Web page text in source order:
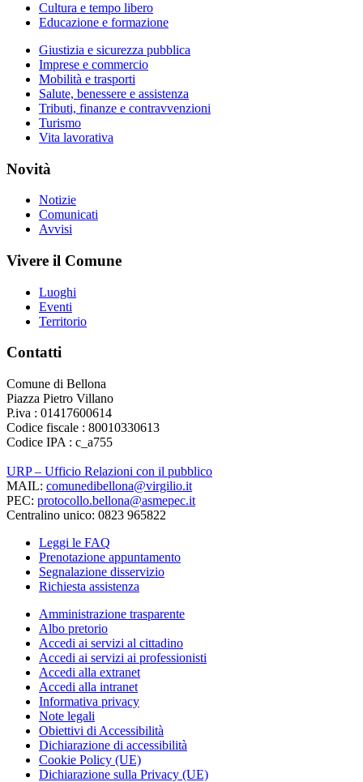
Cultura e tempo libero
Educazione e formazione
Giustizia e sicurezza pubblica
Imprese e commercio
Mobilità e trasporti
Salute, benessere e assistenza
Tributi, finanze e contravvenzioni
Turismo
Vita lavorativa
Novità
Notizie
Comunicati
Avvisi
Vivere il Comune
Luoghi
Eventi
Territorio
Contatti
Comune di Bellona
Piazza Pietro Villano
P.iva : 01417600614
Codice fiscale : 80010330613
Codice IPA : c_a755
URP – Ufficio Relazioni con il pubblico
MAIL: comunedibellona@virgilio.it
PEC: protocollo.bellona@asmepec.it
Centralino unico: 0823 965822
Leggi le FAQ
Prenotazione appuntamento
Segnalazione disservizio
Richiesta assistenza
Amministrazione trasparente
Albo pretorio
Accedi ai servizi al cittadino
Accedi ai servizi ai professionisti
Accedi alla extranet
Accedi alla intranet
Informativa privacy
Note legali
Obiettivi di Accessibilità
Dichiarazione di accessibilità
Cookie Policy (UE)
Dichiarazione sulla Privacy (UE)